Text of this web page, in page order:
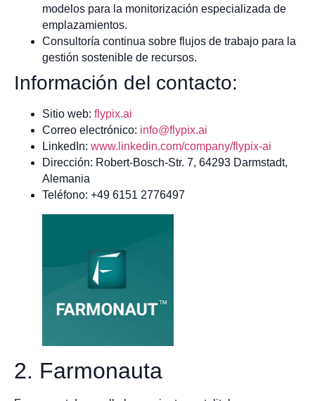
modelos para la monitorización especializada de
emplazamientos.
Consultoría continua sobre flujos de trabajo para la
gestión sostenible de recursos.
Información del contacto:
Sitio web: flypix.ai
Correo electrónico: info@flypix.ai
LinkedIn: www.linkedin.com/company/flypix-ai
Dirección: Robert-Bosch-Str. 7, 64293 Darmstadt,
Alemania
Teléfono: +49 6151 2776497
2. Farmonauta